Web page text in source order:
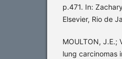
p.471. In:
Elsevier, Rio de
MOULTON, J.E.;
lung carcinomas